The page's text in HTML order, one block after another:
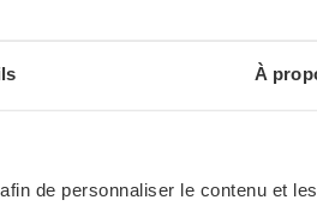
À
de personnaliser le contenu et